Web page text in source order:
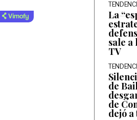
La
sale a
TV
de
de
dejó a